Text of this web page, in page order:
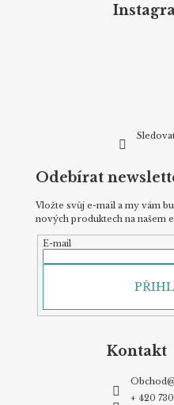
Odebírat
Vložte svůj e-mail a my vám
nových produktech na našem
E-mail
Kontakt
Obchod
+ 420